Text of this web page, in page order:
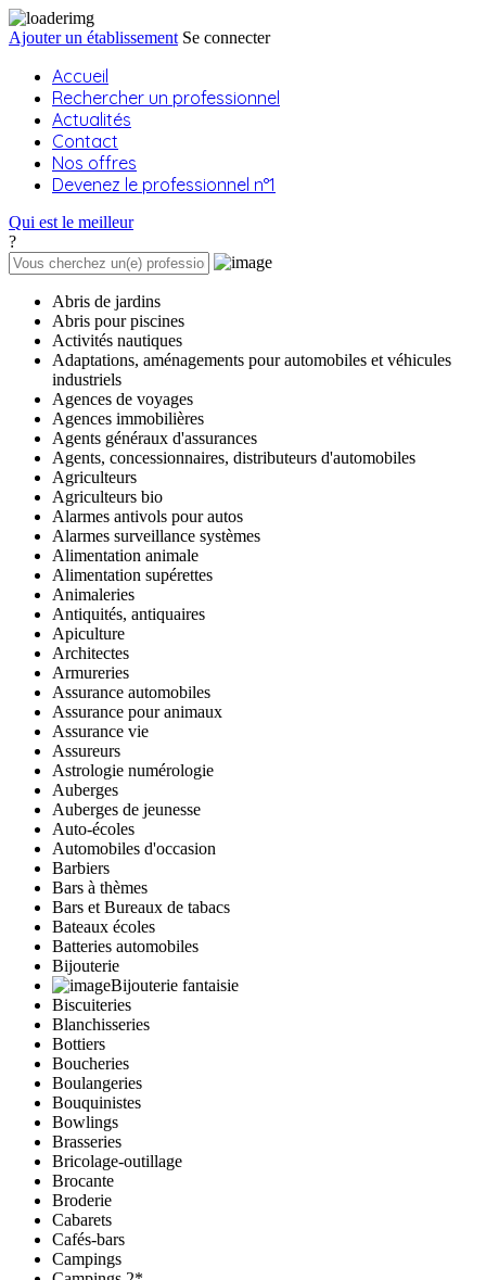
Ajouter un établissement Se connecter
Accueil
Rechercher un professionnel
Actualités
Contact
Nos offres
Devenez le professionnel n°1
Qui est le meilleur
?
Abris de jardins
Abris pour piscines
Activités nautiques
Adaptations, aménagements pour automobiles et véhicules
industriels
Agences de voyages
Agences immobilières
Agents généraux d'assurances
Agents, concessionnaires, distributeurs d'automobiles
Agriculteurs
Agriculteurs bio
Alarmes antivols pour autos
Alarmes surveillance systèmes
Alimentation animale
Alimentation supérettes
Animaleries
Antiquités, antiquaires
Apiculture
Architectes
Armureries
Assurance automobiles
Assurance pour animaux
Assurance vie
Assureurs
Astrologie numérologie
Auberges
Auberges de jeunesse
Auto-écoles
Automobiles d'occasion
Barbiers
Bars à thèmes
Bars et Bureaux de tabacs
Bateaux écoles
Batteries automobiles
Bijouterie
Bijouterie fantaisie
Biscuiteries
Blanchisseries
Bottiers
Boucheries
Boulangeries
Bouquinistes
Bowlings
Brasseries
Bricolage-outillage
Brocante
Broderie
Cabarets
Cafés-bars
Campings